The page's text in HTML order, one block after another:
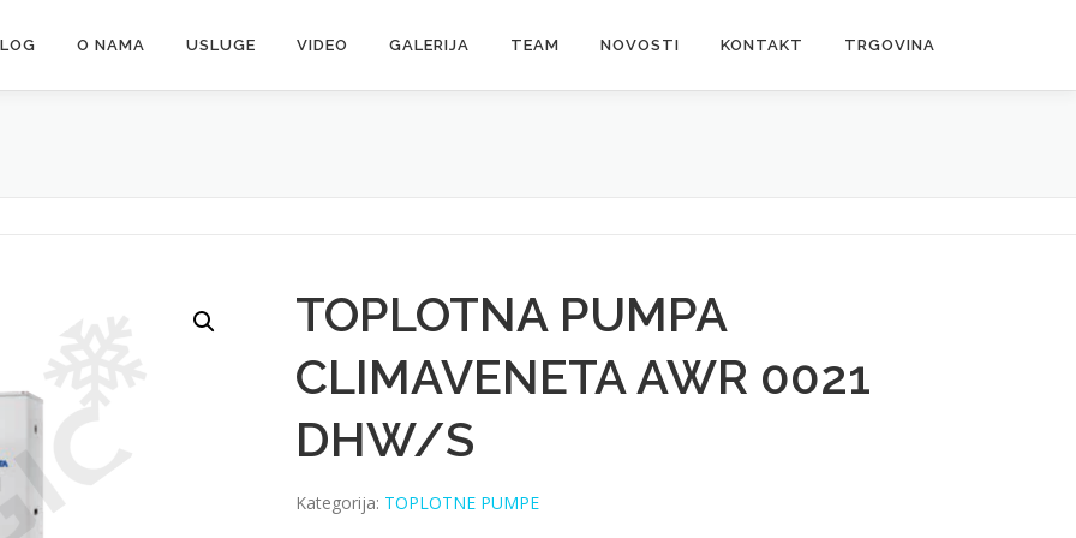
O NAMA USLUGE VIDEO GALERIJA TEAM NOVOSTI KONTAKT TRGOVINA
TOPLOTNA PUMPA
CLIMAVENETA AWR 0021
DHW/S
Kategorija: TOPLOTNE PUMPE